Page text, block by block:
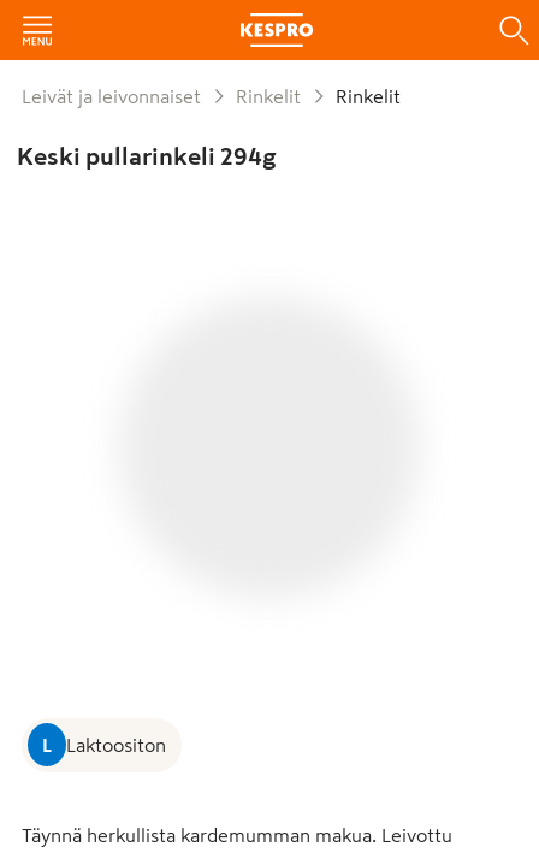
Leivät ja leivonnaiset Rinkelit Rinkelit
Keski pullarinkeli 294g
L Laktoositon
Täynnä herkullista kardemumman makua. Leivottu